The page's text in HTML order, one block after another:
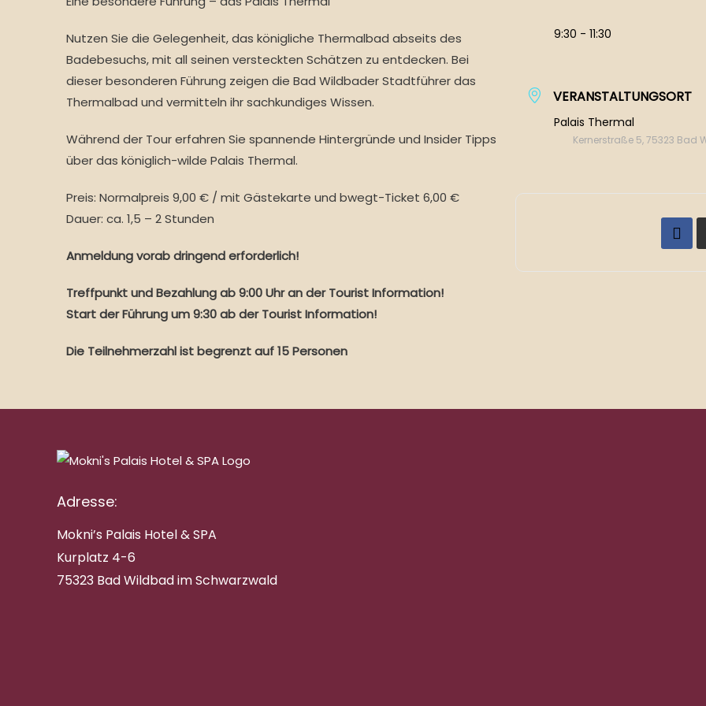
Nutzen Sie die Gelegenheit, das königliche Thermalbad abseits des
Badebesuchs, mit all seinen versteckten Schätzen zu entdecken. Bei
dieser besonderen Führung zeigen die Bad Wildbader Stadtführer das
Thermalbad und vermitteln ihr sachkundiges Wissen.
Während der Tour erfahren Sie spannende Hintergründe und Insider Tipps
über das königlich-wilde Palais Thermal.
Preis: Normalpreis 9,00 € / mit Gästekarte und bwegt-Ticket 6,00 €
Dauer: ca. 1,5 – 2 Stunden
Anmeldung vorab dringend erforderlich!
Treffpunkt und Bezahlung ab 9:00 Uhr an der Tourist Information!
Start der Führung um 9:30 ab der Tourist Information!
Die Teilnehmerzahl ist begrenzt auf 15 Personen
9:30 - 11:30
VERANSTALTUNGSORT
Palais Thermal
Kernerstraße 5, 75323 Bad
Adresse:
Mokni’s Palais Hotel & SPA
Kurplatz 4-6
75323 Bad Wildbad im Schwarzwald